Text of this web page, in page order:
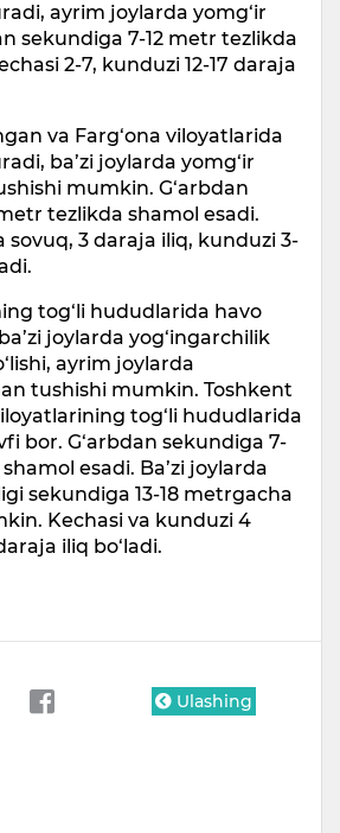
ayrim joylarda yomg‘ir
sekundiga 7-12 metr tezlikda
2-7, kunduzi 12-17 daraja
va Farg‘ona viloyatlarida
ba’zi joylarda yomg‘ir
mumkin. G‘arbdan
tezlikda shamol esadi.
sovuq, 3 daraja iliq, kunduzi 3-
tog‘li hududlarida havo
joylarda yog‘ingarchilik
ayrim joylarda
tushishi mumkin. Toshkent
tog‘li hududlarida
bor. G‘arbdan sekundiga 7-
esadi. Ba’zi joylarda
sekundiga 13-18 metrgacha
Kechasi va kunduzi 4
iliq bo‘ladi.
Ulashing